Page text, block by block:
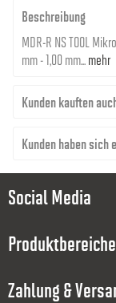
Beschreibung
MDR-R NS TOOL
mm - 1,00 mm...mehr
Kunden kauften
Kunden haben sich
Social Media
Produktbereiche
Zahlung &